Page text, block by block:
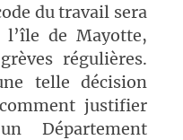
du travail sera
l’île de Mayotte,
régulières.
telle décision
justifier
Département